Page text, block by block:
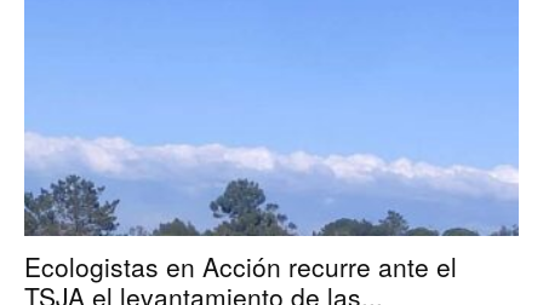
Ecologistas en Acción recurre ante el
TSJA el levantamiento de las...